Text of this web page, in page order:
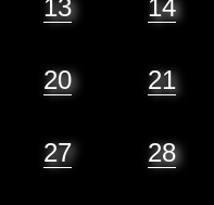
13 14
20 21
27 28